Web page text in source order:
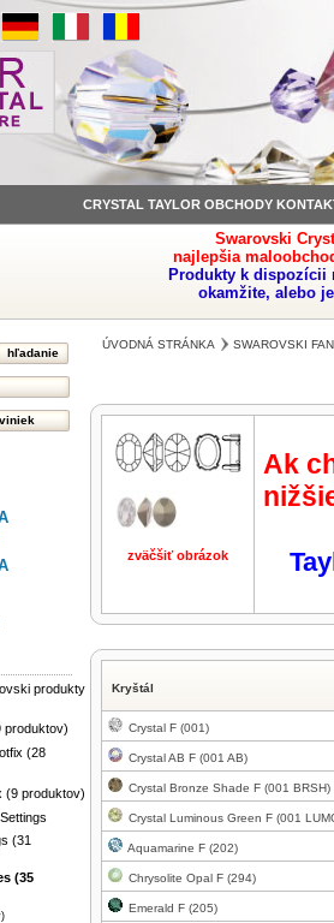
CRYSTAL TAYLOR OBCHODY
Swarovski
najlepšia
Produkty k dispozícii
okamžite, alebo
produkty
produktov)
(28
(9 produktov)
(31
(35
ÚVODNÁ STRÁNKA SWAROVSKI
zväčšiť obrázok zväčšiť
Ak
Kryštál
Crystal F (001)
Crystal AB F (001 AB)
Crystal Bronze Shade F (001 BRSH)
Crystal Luminous Green F (001
Aquamarine F (202)
Chrysolite Opal F (294)
Emerald F (205)